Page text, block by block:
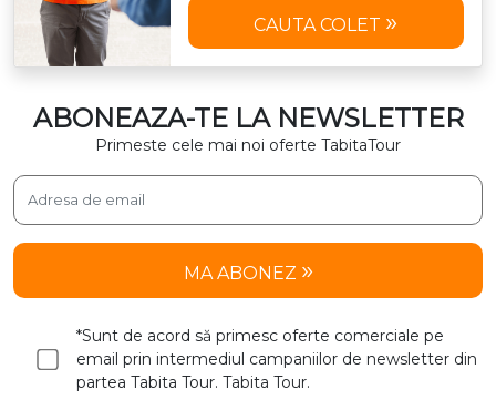
CAUTA COLET
ABONEAZA-TE LA NEWSLETTER
Primeste cele mai noi oferte TabitaTour
MA ABONEZ
*Sunt de acord să primesc oferte comerciale pe
email prin intermediul campaniilor de newsletter din
partea Tabita Tour. Tabita Tour.